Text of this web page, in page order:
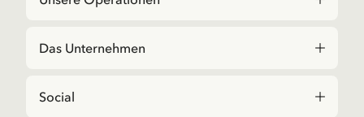
Das Unternehmen
Social